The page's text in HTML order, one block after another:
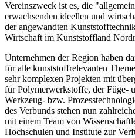
Vereinszweck ist es, die
erwachsenden ideellen und
der angewandten
Wirtschaft im Kunststoffland
Unternehmen der Region haben
für alle kunststoffrelevanten
sehr komplexen Projekten mit
für Polymerwerkstoffe, der Füge-
Werkzeug- bzw.
des Verbunds stehen nun
mit einem Team von
Hochschulen und Institute zur